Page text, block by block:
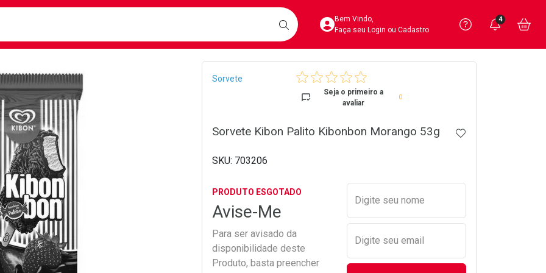
BUSCARAcesse sua Conta
Bem Vindo,
Faça seu Login ou Cadastro
Precisa
Ver Recursos
Você
4
Breadcrumb
Sorvete
Seja o primeiro a
avaliar
0
Sorvete Kibon Palito Kibonbon Morango 53g ADICIONAR AOS
703206
PRODUTO ESGOTADO
Avise-Me
Para ser avisado da
disponibilidade deste
Produto, basta preencher
Preencher nome e email
Digite seu nome
Digite seu email